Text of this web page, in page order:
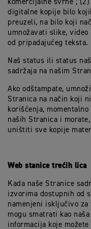
komercijalne svrhe ;
digitalne kopije bilo
preuzeli, na bilo koji
umnožavati slike,
od pripadajućeg teksta.
Naš status ili status
sadržaja na našim
Ako odštampate,
Stranica na način koji
korišćenja,
naših Stranica i
uništiti sve kopije
Web stanice trećih lica
Kada naše Stranice
izvorima dostupnih od
namenjeni isključivo
mogu smatrati kao
informacija koje